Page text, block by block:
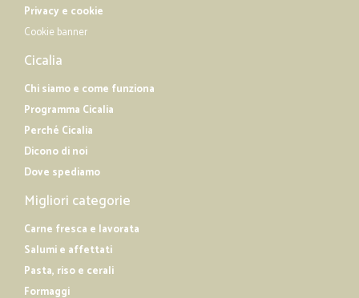
Privacy e cookie
Cookie banner
Cicalia
Chi siamo e come funziona
Programma Cicalia
Perché Cicalia
Dicono di noi
Dove spediamo
Migliori categorie
Carne fresca e lavorata
Salumi e affettati
Pasta, riso e cerali
Formaggi